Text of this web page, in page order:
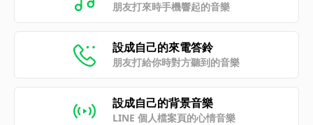
朋友打來時手機響起的音樂
設成自己的來電答鈴
朋友打給你時對方聽到的音樂
設成自己的背景音樂
LINE 個人檔案頁的心情音樂